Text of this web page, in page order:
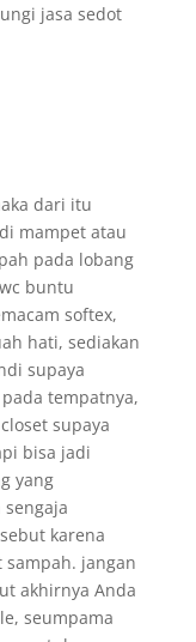
jasa sedot
dari itu
mampet atau
pada lobang
buntu
softex,
hati, sediakan
supaya
tempatnya,
supaya
bisa jadi
yang
karena
jangan
akhirnya Anda
seumpama